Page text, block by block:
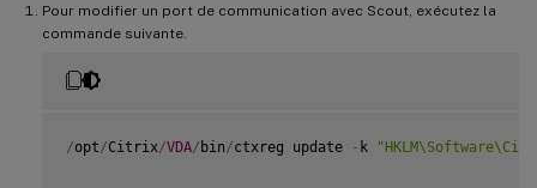
Pour modifier un port de communication avec Scout, exécutez la
commande suivante.
/opt/Citrix/VDA/ bin/ctxreg update - k